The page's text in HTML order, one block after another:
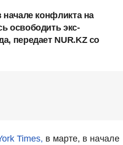
конфликта на
освободить экс-
передает NUR.KZ со
Times, в марте, в начале